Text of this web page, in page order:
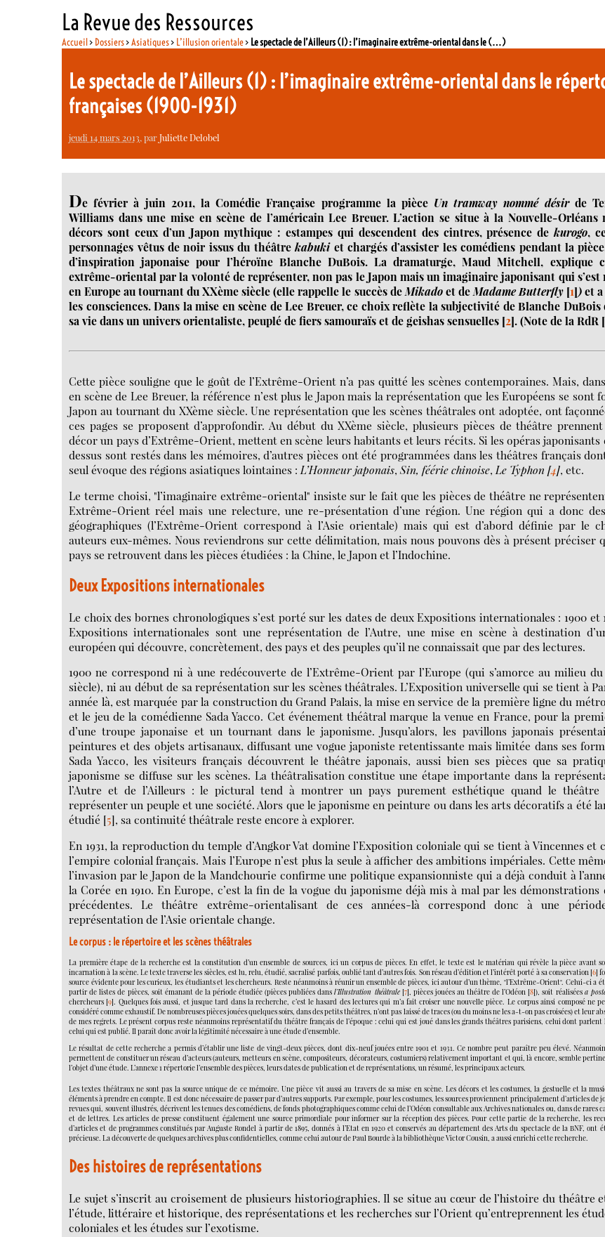
La Revue des Ressources
Accueil> Dossiers>Asiatiques> L’illusion orientale> Le spectacle de l’Ailleurs (1) : l’imaginaire extrême-oriental dans le (…)
Le spectacle de l’Ailleurs (1) : l’imaginaire extrême-oriental dans le
françaises (1900-1931)
jeudi 14 mars 2013, parJuliette Delobel
De février à juin 2011, la Comédie Française programme la pièce Un tramway nommé désirde
Williams dans une mise en scène de l’américain Lee Breuer. L’action se situe à la Nouvelle-Orléans
décors sont ceux d’un Japon mythique : estampes qui descendent des cintres, présence dekurogo,
personnages vêtus de noir issus du théâtrekabukiet chargés d’assister les comédiens pendant la
d’inspiration japonaise pour l’héroïne Blanche DuBois. La dramaturge, Maud Mitchell, explique
extrême-oriental par la volonté de représenter, non pas le Japon mais un imaginaire japonisant qui s’est
en Europe au tournant du XXème siècle (elle rappelle le succès deMikadoet deMadame Butterfly[1])et
les consciences. Dans la mise en scène de Lee Breuer, ce choix reflète la subjectivité de Blanche DuBois
sa vie dans un univers orientaliste, peuplé de fiers samouraïs et de geishas sensuelles [2]. (Note de la RdR [
Cette pièce souligne que le goût de l’Extrême-Orient n’a pas quitté les scènes contemporaines. Mais,
en scène de Lee Breuer, la référence n’est plus le Japon mais la représentation que les Européens se sont
Japon au tournant du XXème siècle. Une représentation que les scènes théâtrales ont adoptée, ont
ces pages se proposent d’approfondir. Au début du XXème siècle, plusieurs pièces de théâtre
décor un pays d’Extrême-Orient, mettent en scène leurs habitants et leurs récits. Si les opéras
dessus sont restés dans les mémoires, d’autres pièces ont été programmées dans les théâtres français
seul évoque des régions asiatiques lointaines : L’Honneur japonais,Sin, féérie chinoise, Le Typhon [4], etc.
Le terme choisi, "l’imaginaire extrême-oriental" insiste sur le fait que les pièces de théâtre ne
Extrême-Orient réel mais une relecture, une re-présentation d’une région. Une région qui a donc
géographiques (l’Extrême-Orient correspond à l’Asie orientale) mais qui est d’abord définie par le
auteurs eux-mêmes. Nous reviendrons sur cette délimitation, mais nous pouvons dès à présent préciser
pays se retrouvent dans les pièces étudiées : la Chine, le Japon et l’Indochine.
Deux Expositions internationales
Le choix des bornes chronologiques s’est porté sur les dates de deux Expositions internationales : 1900 et
Expositions internationales sont une représentation de l’Autre, une mise en scène à destination
européen qui découvre, concrètement, des pays et des peuples qu’il ne connaissait que par des lectures.
1900 ne correspond ni à une redécouverte de l’Extrême-Orient par l’Europe (qui s’amorce au milieu du
siècle), ni au début de sa représentation sur les scènes théâtrales. L’Exposition universelle qui se tient à
année là, est marquée par la construction du Grand Palais, la mise en service de la première ligne du
et le jeu de la comédienne Sada Yacco. Cet événement théâtral marque la venue en France, pour la
d’une troupe japonaise et un tournant dans le japonisme. Jusqu’alors, les pavillons japonais
peintures et des objets artisanaux, diffusant une vogue japoniste retentissante mais limitée dans ses
Sada Yacco, les visiteurs français découvrent le théâtre japonais, aussi bien ses pièces que sa
japonisme se diffuse sur les scènes. La théâtralisation constitue une étape importante dans la
l’Autre et de l’Ailleurs : le pictural tend à montrer un pays purement esthétique quand le théâtre
représenter un peuple et une société. Alors que le japonisme en peinture ou dans les arts décoratifs a été
étudié [5], sa continuité théâtrale reste encore à explorer.
En 1931, la reproduction du temple d’Angkor Vat domine l’Exposition coloniale qui se tient à Vincennes et
l’empire colonial français. Mais l’Europe n’est plus la seule à afficher des ambitions impériales. Cette
l’invasion par le Japon de la Mandchourie confirme une politique expansionniste qui a déjà conduit à
la Corée en 1910. En Europe, c’est la fin de la vogue du japonisme déjà mis à mal par les démonstrations
précédentes. Le théâtre extrême-orientalisant de ces années-là correspond donc à une
représentation de l’Asie orientale change.
Le corpus : le répertoire et les scènes théâtrales
La première étape de la recherche est la constitution d’un ensemble de sources, ici un corpus de pièces. En effet, le texte est le matériau qui révèle la pièce avant
incarnation à la scène. Le texte traverse les siècles, est lu, relu, étudié, sacralisé parfois, oublié tant d’autres fois. Son réseau d’édition et l’intérêt porté à sa conservation[6]
source évidente pour les curieux, les étudiants et les chercheurs. Reste néanmoins à réunir un ensemble de pièces, ici autour d’un thème, "l’Extrême-Orient". Celui-ci a
partir de listes de pièces, soit émanant de la période étudiée (pièces publiées dansl’Illustration théâtrale[7], pièces jouées au théâtre de l’Odéon [8]), soit réalisées a
chercheurs [9]. Quelques fois aussi, et jusque tard dans la recherche, c’est le hasard des lectures qui m’a fait croiser une nouvelle pièce. Le corpus ainsi composé ne
considéré comme exhaustif. De nombreuses pièces jouées quelques soirs, dans des petits théâtres, n’ont pas laissé de traces (ou du moins ne les a-t-on pas croisées) et leur
de mes regrets. Le présent corpus reste néanmoins représentatif du théâtre français de l’époque : celui qui est joué dans les grands théâtres parisiens, celui dont parlent
celui qui est publié. Il paraît donc avoir la légitimité nécessaire à une étude d’ensemble.
Le résultat de cette recherche a permis d’établir une liste de vingt-deux pièces, dont dix-neuf jouées entre 1901 et 1931. Ce nombre peut paraître peu élevé.
permettent de constituer un réseau d’acteurs (auteurs, metteurs en scène, compositeurs, décorateurs, costumiers) relativement important et qui, là encore, semble
l’objet d’une étude. L’annexe 1 répertorie l’ensemble des pièces, leurs dates de publication et de représentations, un résumé, les principaux acteurs.
Les textes théâtraux ne sont pas la source unique de ce mémoire. Une pièce vit aussi au travers de sa mise en scène. Les décors et les costumes, la gestuelle et la
éléments à prendre en compte. Il est donc nécessaire de passer par d’autres supports. Par exemple, pour les costumes, les sources proviennent principalement d’articles de
revues qui, souvent illustrés, décrivent les tenues des comédiens, de fonds photographiques comme celui de l’Odéon consultable aux Archives nationales ou, dans de rares
et de lettres. Les articles de presse constituent également une source primordiale pour informer sur la réception des pièces. Pour cette partie de la recherche, les
d’articles et de programmes constitués par Auguste Rondel à partir de 1895, donnés à l’Etat en 1920 et conservés au département des Arts du spectacle de la BNF, ont
précieuse. La découverte de quelques archives plus confidentielles, comme celui autour de Paul Bourde à la bibliothèque Victor Cousin, a aussi enrichi cette recherche.
Des histoires de représentations
Le sujet s’inscrit au croisement de plusieurs historiographies. Il se situe au cœur de l’histoire du théâtre
l’étude, littéraire et historique, des représentations et les recherches sur l’Orient qu’entreprennent les
coloniales et les études sur l’exotisme.